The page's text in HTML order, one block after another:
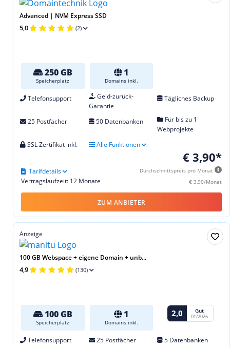
Advanced | NVM Express SSD
5,0 (2)
250 GB
Speicherplatz
1
Domains inkl.
Telefonsupport
Geld-zurück-
Garantie
Tägliches Backup
25 Postfächer 50 Datenbanken
Für bis zu 1
Webprojekte
SSL Zertifikat inkl.
Alle Funktionen
€ 3,90*
Durchschnittspreis pro Monat
€ 3,90/Monat
Vertragslaufzeit: 12 Monate
Tarifdetails
ZUM ANBIETER
Anzeige
100 GB Webspace + eigene Domain + unb...
4,9 (130)
100 GB
Speicherplatz
1
Domains inkl.
2,0 Gut
01/2026
Telefonsupport 25 Postfächer
5 Datenbanken